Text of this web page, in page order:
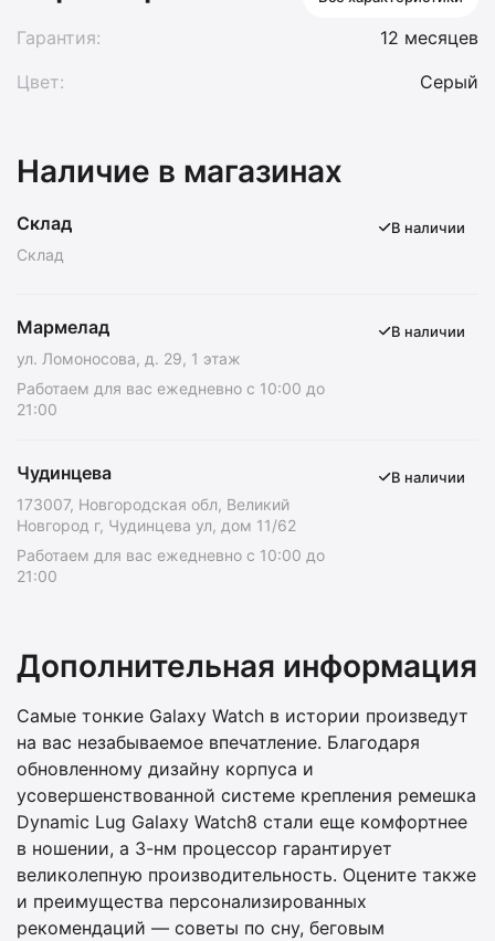
Гарантия:
12 месяцев
Цвет:
Серый
Наличие в магазинах
Склад
Склад
В наличии
Мармелад
ул. Ломоносова, д. 29, 1 этаж
Работаем для вас ежедневно с 10:00 до
21:00
В наличии
Чудинцева
173007, Новгородская обл, Великий
Новгород г, Чудинцева ул, дом 11/62
Работаем для вас ежедневно с 10:00 до
21:00
В наличии
Дополнительная информация
Самые тонкие Galaxy Watch в истории произведут
на вас незабываемое впечатление. Благодаря
обновленному дизайну корпуса и
усовершенствованной системе крепления ремешка
Dynamic Lug Galaxy Watch8 стали еще комфортнее
в ношении, а 3-нм процессор гарантирует
великолепную производительность. Оцените также
и преимущества персонализированных
рекомендаций — советы по сну, беговым